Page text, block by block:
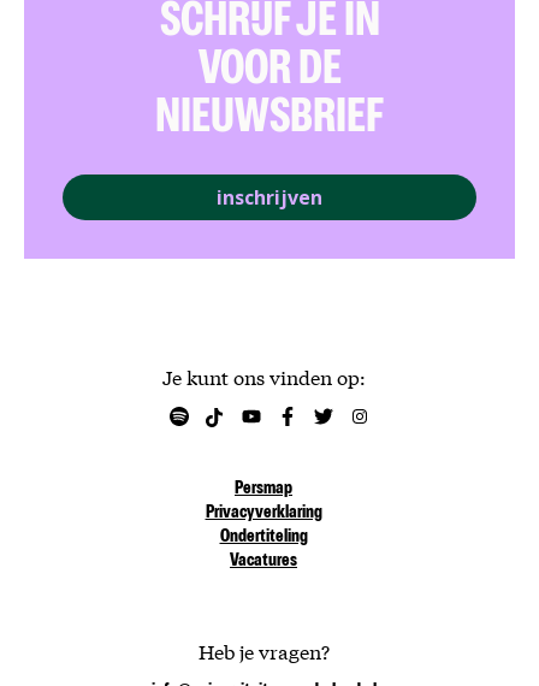
Je kunt ons vinden op:
Persmap
Privacyverklaring
Ondertiteling
Vacatures
Heb je vragen?
SCHRIJF JE IN
VOOR DE
NIEUWSBRIEF
inschrijven